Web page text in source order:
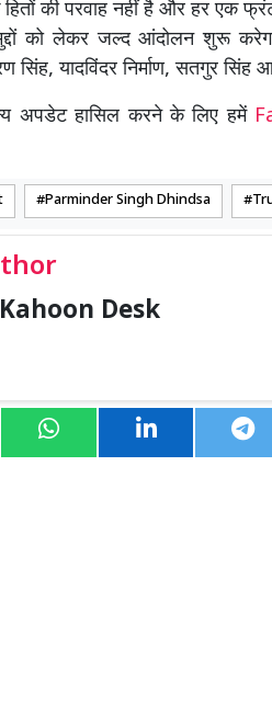
की परवाह नहीं है और हर एक
को लेकर जल्द आंदोलन शुरू
सिंह, यादविंदर निर्माण, सतगुर सिंह
अपडेट हासिल करने के लिए हमें
Parminder Singh Dhindsa
Desk